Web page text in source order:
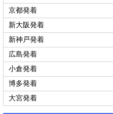
京都発着
新大阪発着
新神戸発着
広島発着
小倉発着
博多発着
大宮発着